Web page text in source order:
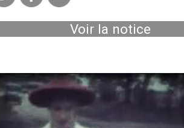
Voir la notice